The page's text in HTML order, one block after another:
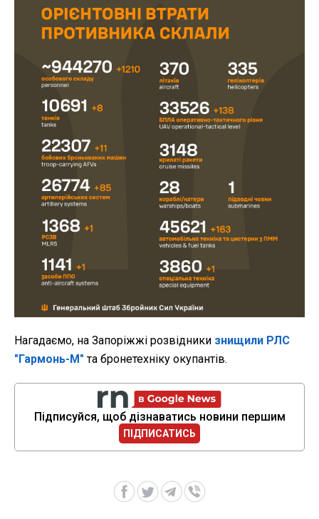
Нагадаємо, на Запоріжжі розвідники знищили РЛС
"Гармонь-М" та бронетехніку окупантів.
Підписуйся, щоб дізнаватись новини першим
ПІДПИСАТИСЬ